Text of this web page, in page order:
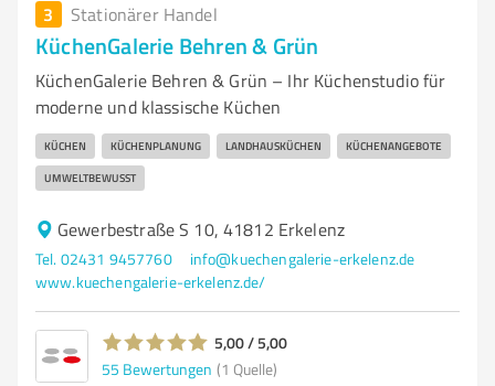
3 Stationärer Handel
KüchenGalerie Behren & Grün
KüchenGalerie Behren & Grün – Ihr Küchenstudio für
moderne und klassische Küchen
KÜCHEN KÜCHENPLANUNG LANDHAUSKÜCHEN KÜCHENANGEBOTE
UMWELTBEWUSST
Gewerbestraße S 10, 41812 Erkelenz
Tel. 02431 9457760
info@kuechengalerie-erkelenz.de
www.kuechengalerie-erkelenz.de/
5,00 / 5,00
55 Bewertungen (1 Quelle)